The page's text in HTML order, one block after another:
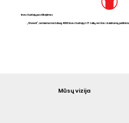
Investuotojų pasitikėjimas
„Storent“, remiama maždaug 4000 investuotojų iš 17 šalių, reiškia skaidrumą,
Mūsų vizija